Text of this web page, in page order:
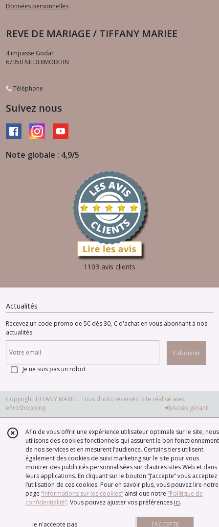
Données personnelles
REVE DE MARIAGE / TIFFANY MARIEE
4 impasse Godar
67350 NIEDERMODERN
Téléphone
Suivez nous
Note globale : 4,9/5
1103 avis clients
Actualités
Recevez un code promo de 5€ dès 30,-€ d'achat en vous abonnant à nos
actualités.
S'abonner
Je ne suis pas un robot
Copyright TIFFANY MARIEE. Tous droits réservés. Site réalisé avec
eProShopping
Accès gérant
Afin de vous offrir une expérience utilisateur optimale sur le site, nous
utilisons des cookies fonctionnels qui assurent le bon fonctionnement
de nos services et en mesurent l’audience. Certains tiers utilisent
également des cookies de suivi marketing sur le site pour vous
montrer des publicités personnalisées sur d’autres sites Web et dans
leurs applications. En cliquant sur le bouton “J’accepte” vous acceptez
l’utilisation de ces cookies. Pour en savoir plus, vous pouvez lire notre
page “Informations sur les cookies” ainsi que notre “Politique de
confidentialité“. Vous pouvez ajuster vos préférences ici.
je n'accepte pas J'ACCEPTE